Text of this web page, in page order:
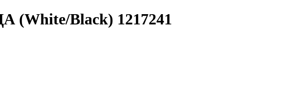
(White/Black) 1217241